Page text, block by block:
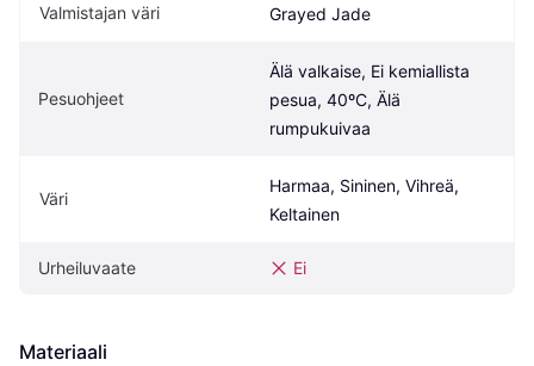
Valmistajan väri Grayed Jade
Pesuohjeet
Älä valkaise, Ei kemiallista
pesua, 40ºC, Älä
rumpukuivaa
Väri
Harmaa, Sininen, Vihreä,
Keltainen
Urheiluvaate Ei
Materiaali